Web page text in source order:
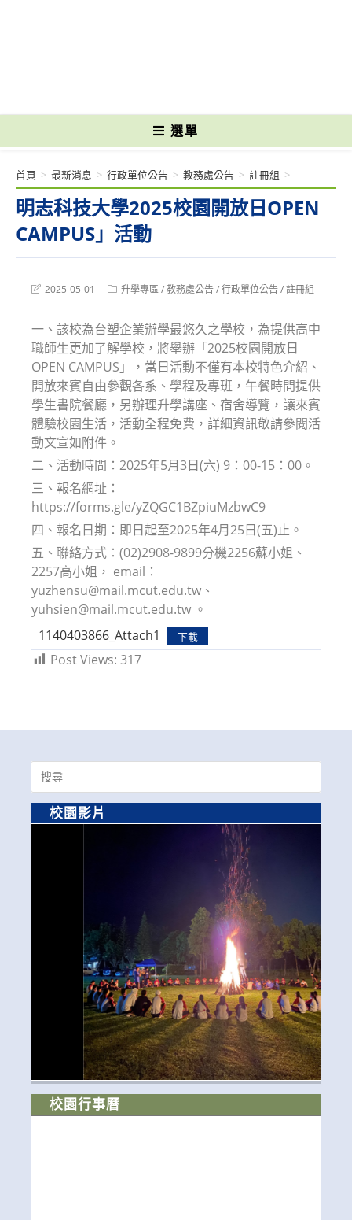
選單
明志科技大學2025校園開放日OPEN
CAMPUS」活動
首頁 > 最新消息 > 行政單位公告 > 教務處公告 > 註冊組 >
Post2025-05-01
Post升學專區/教務處公告/行政單位公告/註冊組
一、該校為台塑企業辦學最悠久之學校，為提供高中
職師生更加了解學校，將舉辦「2025校園開放日
OPEN CAMPUS」，當日活動不僅有本校特色介紹、
開放來賓自由參觀各系、學程及專班，午餐時間提供
學生書院餐廳，另辦理升學講座、宿舍導覽，讓來賓
體驗校園生活，活動全程免費，詳細資訊敬請參閱活
動文宣如附件。
二、活動時間：2025年5月3日(六) 9：00-15：00。
三、報名網址：
https://forms.gle/yZQGC1BZpiuMzbwC9
四、報名日期：即日起至2025年4月25日(五)止。
五、聯絡方式：(02)2908-9899分機2256蘇小姐、
2257高小姐， email：
yuzhensu@mail.mcut.edu.tw、
yuhsien@mail.mcut.edu.tw 。
1140403866_Attach1
下載
Post Views: 317
Search
for:
校園影片
校園行事曆